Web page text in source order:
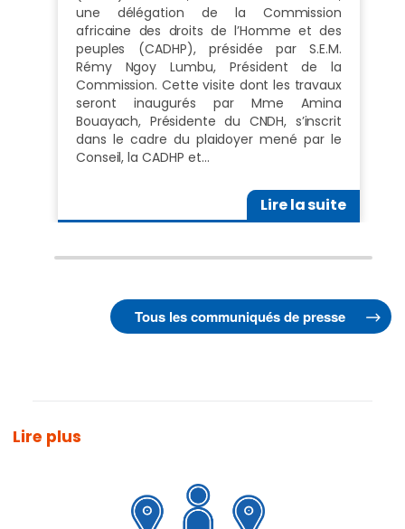
une délégation de la Commission
africaine des droits de l’Homme et des
peuples (CADHP), présidée par S.E.M.
Rémy Ngoy Lumbu, Président de la
Commission. Cette visite dont les travaux
seront inaugurés par Mme Amina
Bouayach, Présidente du CNDH, s’inscrit
dans le cadre du plaidoyer mené par le
Conseil, la CADHP et…
Lire la suite
Tous les communiqués de presse
Lire plus